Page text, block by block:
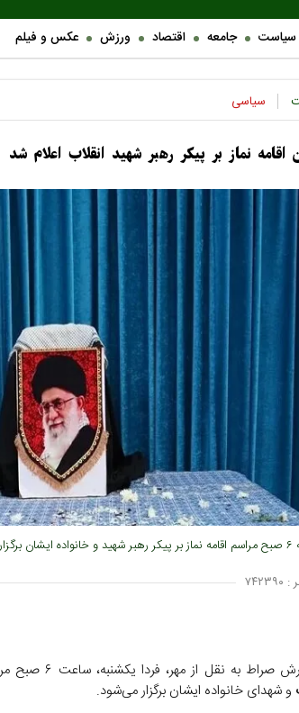
سیاست جامعه اقتصاد ورزش عکس و فیلم
سیاسی
اقامه نماز بر پیکر رهبر شهید انقلاب اعلام شد
: ۷۴۲۳۹۰
به نقل از مهر، فردا یکشنبه، ساعت ۶ صبح مراسم اقامه نماز بر پیکر ر
و شهدای خانواده ایشان برگزار می‌شود.